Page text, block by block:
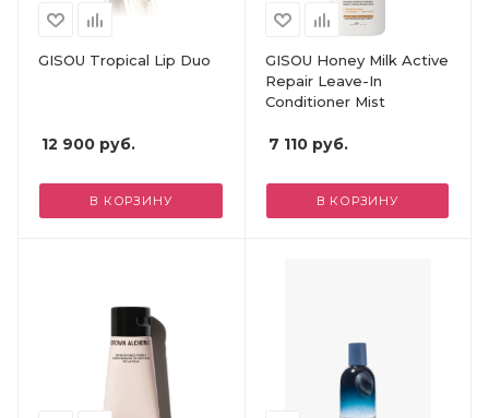
GISOU Tropical Lip Duo
12 900 руб.
В КОРЗИНУ
GISOU Honey Milk Active
Repair Leave-In
Conditioner Mist
7 110руб.
В КОРЗИНУ